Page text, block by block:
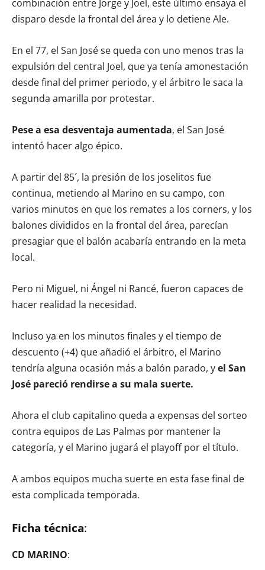
combinación entre Jorge y Joel, este último ensaya el
disparo desde la frontal del área y lo detiene Ale.
En el 77, el San José se queda con uno menos tras la
expulsión del central Joel, que ya tenía amonestación
desde final del primer periodo, y el árbitro le saca la
segunda amarilla por protestar.
Pese a esa desventaja aumentada, el San José
intentó hacer algo épico.
A partir del 85´, la presión de los joselitos fue
continua, metiendo al Marino en su campo, con
varios minutos en que los remates a los corners, y los
balones divididos en la frontal del área, parecían
presagiar que el balón acabaría entrando en la meta
local.
Pero ni Miguel, ni Ángel ni Rancé, fueron capaces de
hacer realidad la necesidad.
Incluso ya en los minutos finales y el tiempo de
descuento (+4) que añadió el árbitro, el Marino
tendría alguna ocasión más a balón parado, yel San
José pareció rendirse a su mala suerte.
Ahora el club capitalino queda a expensas del sorteo
contra equipos de Las Palmas por mantener la
categoría, y el Marino jugará el playoff por el título.
A ambos equipos mucha suerte en esta fase final de
esta complicada temporada.
Ficha técnica:
CD MARINO: